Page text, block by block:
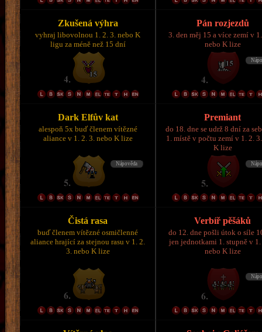
Zkušená výhra
vyhraj libovolnou 1. 2. 3. nebo K
ligu za méně než 15 dní
Pán rozjezdů
3. den měj 15 a více zemí v
nebo K lize
Dark Elfův kat
alespoň 5x buď členem vítězné
aliance v 1. 2. 3. nebo K lize
Premiant
do 18. dne se udrž 8 dní za
1. místě v počtu zemí v 1. 2.
K lize
Čistá rasa
buď členem vítězné osmičlenné
aliance hrající za stejnou rasu v 1. 2.
3. nebo K lize
Verbíř pěšáků
do 12. dne pošli útok o síle
jen jednotkami 1. stupně v 1.
nebo K lize